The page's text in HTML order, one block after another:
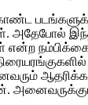
அதேபோல்
நம்பிக்கை